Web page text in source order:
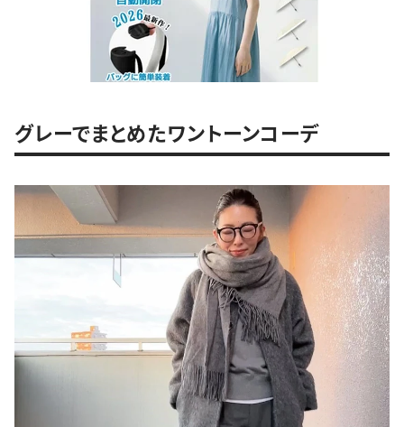
グレーでまとめたワントーンコーデ